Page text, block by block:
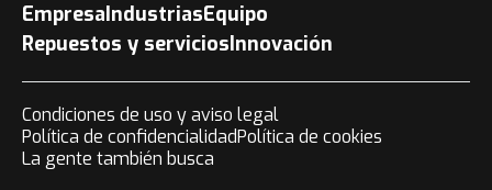
EmpresaIndustriasEquipo
Repuestos y serviciosInnovación
Condiciones de uso y aviso legal
Política de confidencialidadPolítica de cookies
La gente también busca